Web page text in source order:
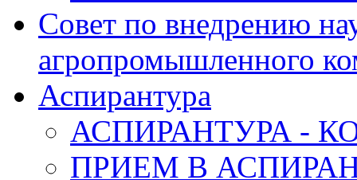
Совет по внедрению
агропромышленного
Аспирантура
АСПИРАНТУРА -
ПРИЕМ В